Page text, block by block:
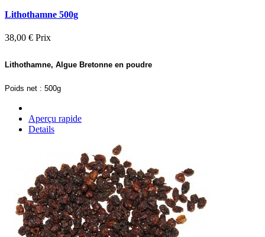
Lithothamne 500g
38,00 € Prix
Lithothamne, Algue Bretonne en poudre
Poids net : 500g
Aperçu rapide
Details